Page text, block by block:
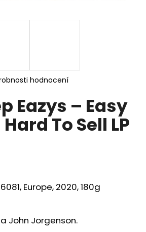
hodnocení
Eazys – Easy
To Sell LP
Europe, 2020, 180g
John Jorgenson.
HLEDAT